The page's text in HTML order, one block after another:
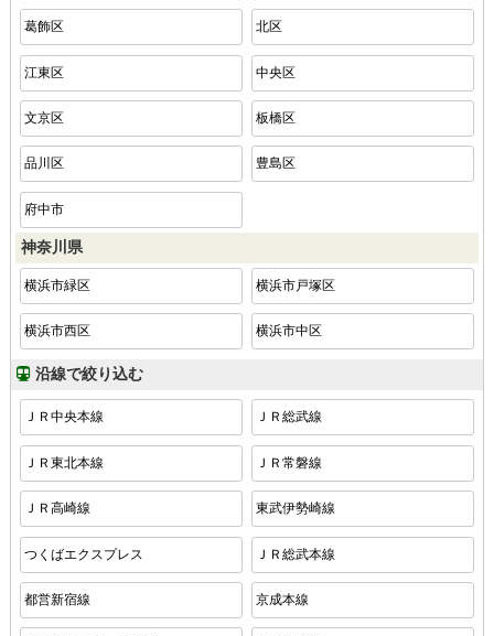
葛飾区 北区
江東区 中央区
文京区 板橋区
品川区 豊島区
府中市
神奈川県
横浜市緑区 横浜市戸塚区
横浜市西区 横浜市中区
沿線で絞り込む
ＪＲ中央本線 ＪＲ総武線
ＪＲ東北本線 ＪＲ常磐線
ＪＲ高崎線 東武伊勢崎線
つくばエクスプレス ＪＲ総武本線
都営新宿線 京成本線